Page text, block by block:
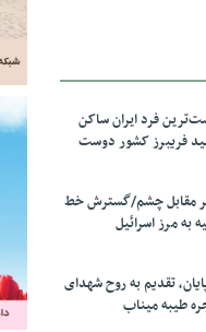
فرد ایران ساکن
فریبرز کشور دوست
مقابل چشم/گسترش خط
به مرز اسرائیل
تقدیم به روح شهدای
طیبه میناب